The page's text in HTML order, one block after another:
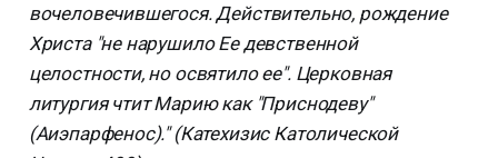
вочеловечившегося. Действительно, рождение
Христа "не нарушило Ее девственной
целостности, но освятило ее". Церковная
литургия чтит Марию как "Приснодеву"
(Аиэпарфенос)." (Катехизис Католической